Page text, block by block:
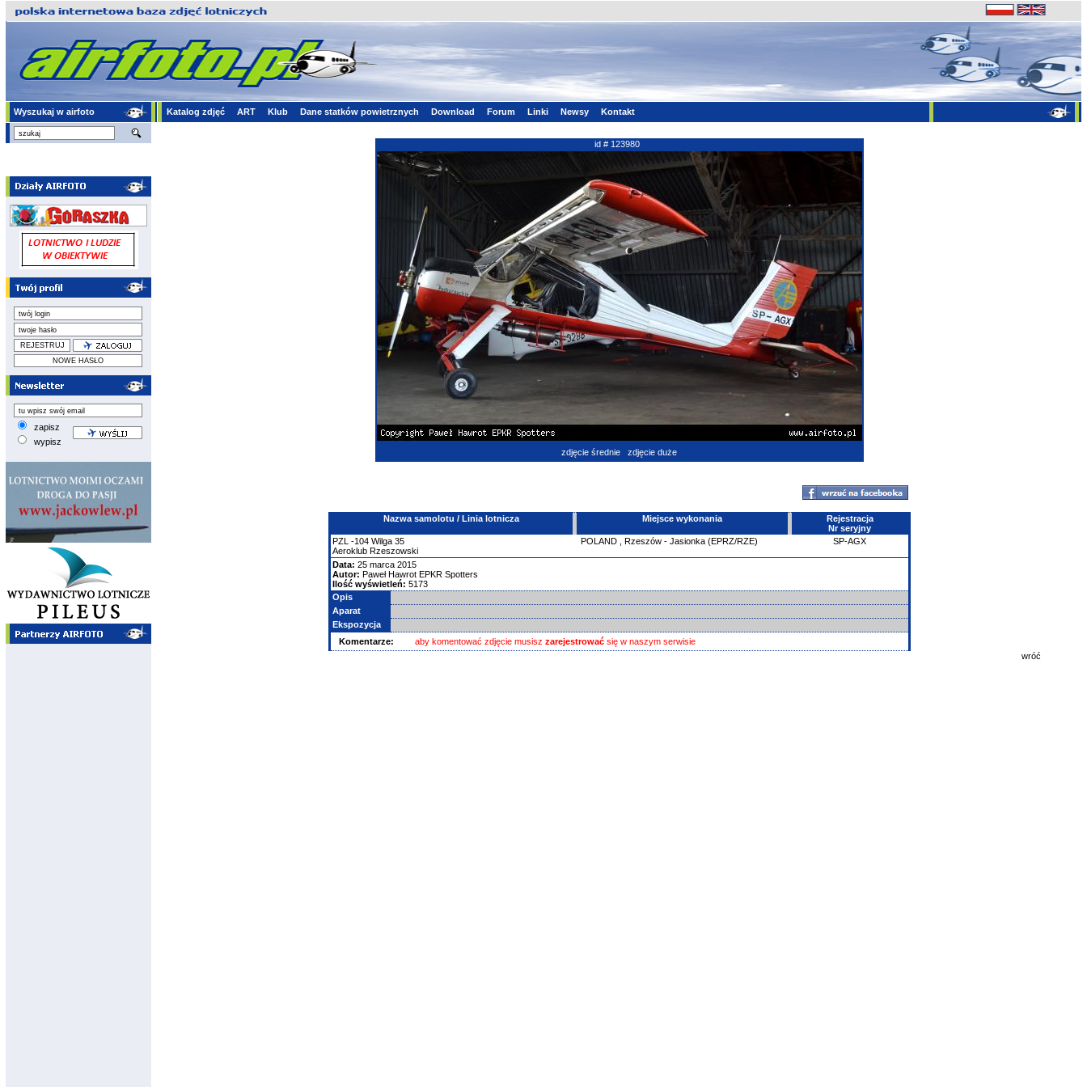
Wyszukaj w airfoto Katalog zdjęć ART Klub Dane statków powietrznych Download Forum Linki Newsy Kontakt
zapisz
wypisz
id # 123980
zdjęcie średnie zdjęcie duże
Nazwa samolotu / Linia lotnicza Miejsce wykonania
Rejestracja
Nr seryjny
PZL -104 Wilga 35
Aeroklub Rzeszowski
POLAND, Rzeszów - Jasionka (EPRZ/RZE) SP-AGX
Data: 25 marca 2015
Autor: Paweł Hawrot EPKR Spotters
Ilość wyświetleń: 5173
Opis
Aparat
Ekspozycja
Komentarze:
aby komentować zdjęcie musisz zarejestrowaćsię w naszym serwisie
wróć